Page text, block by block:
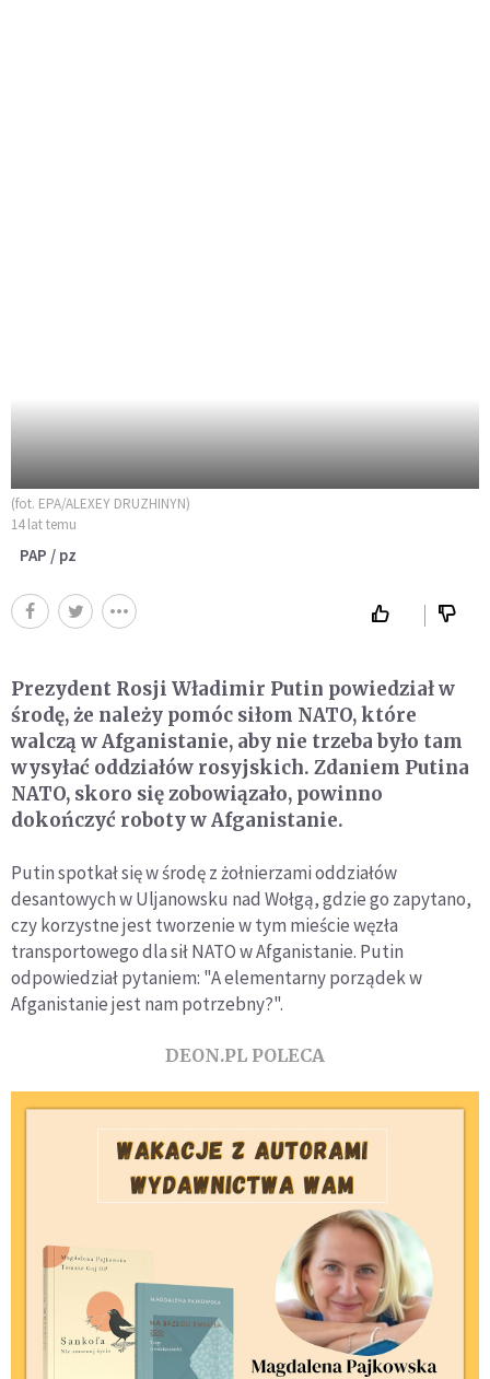
(fot. EPA/ALEXEY DRUZHINYN)
14 lat temu
PAP / pz
Prezydent Rosji Władimir Putin powiedział w
środę, że należy pomóc siłom NATO, które
walczą w Afganistanie, aby nie trzeba było tam
wysyłać oddziałów rosyjskich. Zdaniem Putina
NATO, skoro się zobowiązało, powinno
dokończyć roboty w Afganistanie.
Putin spotkał się w środę z żołnierzami oddziałów
desantowych w Uljanowsku nad Wołgą, gdzie go zapytano,
czy korzystne jest tworzenie w tym mieście węzła
transportowego dla sił NATO w Afganistanie. Putin
odpowiedział pytaniem: "A elementarny porządek w
Afganistanie jest nam potrzebny?".
DEON.PL POLECA